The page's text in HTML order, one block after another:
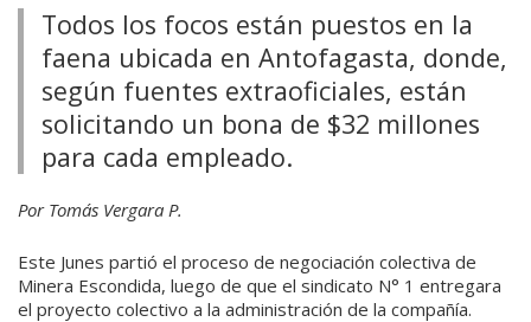
Todos los focos están puestos en la
faena ubicada en Antofagasta, donde,
según fuentes extraoficiales, están
solicitando un bona de $32 millones
para cada empleado.
Por Tomás Vergara P.
Este Junes partió el proceso de negociación colectiva de
Minera Escondida, luego de que el sindicato N° 1 entregara
el proyecto colectivo a la administración de la compañía.